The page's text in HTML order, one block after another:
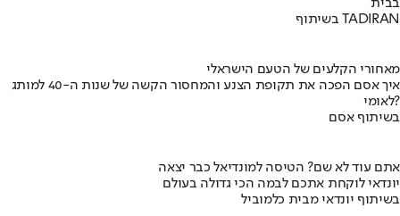
בבית
בשיתוף TADIRAN
מאחורי הקלעים של הטעם הישראלי
איך אסם הפכה את תקופת הצנע והמחסור הקשה של שנות ה-40 למותג
לאומי?
בשיתוף אסם
אתם עוד לא שם? הטיסה למונדיאל כבר יצאה
יונדאי לוקחת אתכם לבמה הכי גדולה בעולם
בשיתוף יונדאי מבית כלמוביל